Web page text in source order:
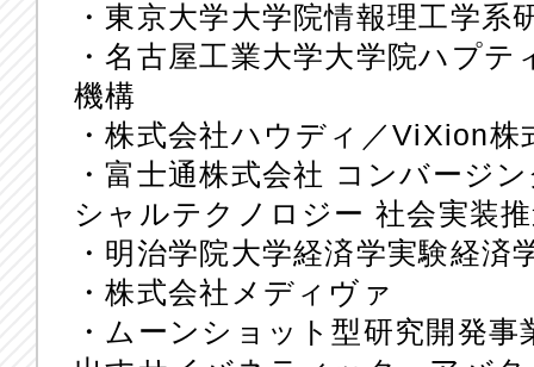
・東京大学大学院情報理工学系
・名古屋工業大学大学院ハプ
機構
・株式会社ハウディ／ViXion株
・富士通株式会社 コンバージ
シャルテクノロジー 社会実装
・明治学院大学経済学実験経済
・株式会社メディヴァ
・ムーンショット型研究開発